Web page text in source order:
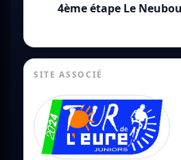
4ème étape Le
SITE ASSOCIÉ